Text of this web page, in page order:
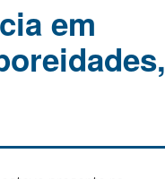
em